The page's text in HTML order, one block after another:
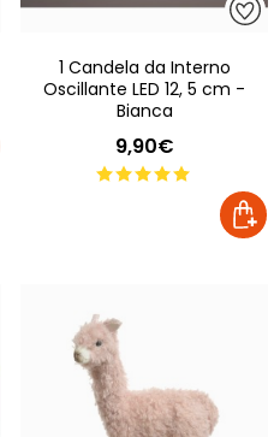
1 Candela da Interno
Oscillante LED 12, 5 cm -
Bianca
9,90€